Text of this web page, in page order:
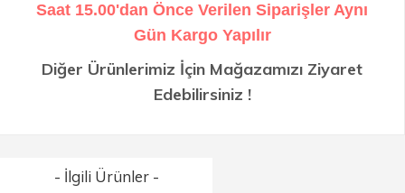
Saat 15.00'dan Önce Verilen Siparişler Aynı
Gün Kargo Yapılır
Diğer Ürünlerimiz İçin Mağazamızı Ziyaret
Edebilirsiniz !
- İlgili Ürünler -